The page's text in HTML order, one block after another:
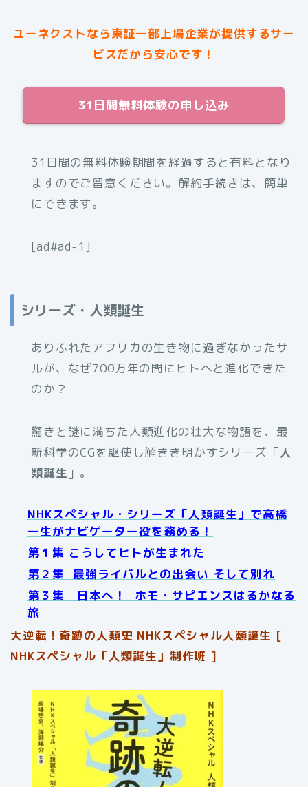
ユーネクストなら東証一部上場企業が提供するサー
ビスだから安心です！
31日間無料体験の申し込み
31日間の無料体験期間を経過すると有料となり
ますのでご留意ください。解約手続きは、簡単
にできます。
[ad#ad-1]
シリーズ・人類誕生
ありふれたアフリカの生き物に過ぎなかったサ
ルが、なぜ700万年の間にヒトへと進化できた
のか？
驚きと謎に満ちた人類進化の壮大な物語を、最
新科学のCGを駆使し解きき明かすシリーズ「人
類誕生 」。
NHKスペシャル・シリーズ「人類誕生」で高橋
一生がナビゲーター役を務める！
第１集 こうしてヒトが生まれた
第２集 最強ライバルとの出会い そして別れ
第３集 日本へ！ ホモ・サピエンスはるかなる
旅
大逆転！奇跡の人類史 NHKスペシャル人類誕生 [
NHKスペシャル「人類誕生」制作班 ]